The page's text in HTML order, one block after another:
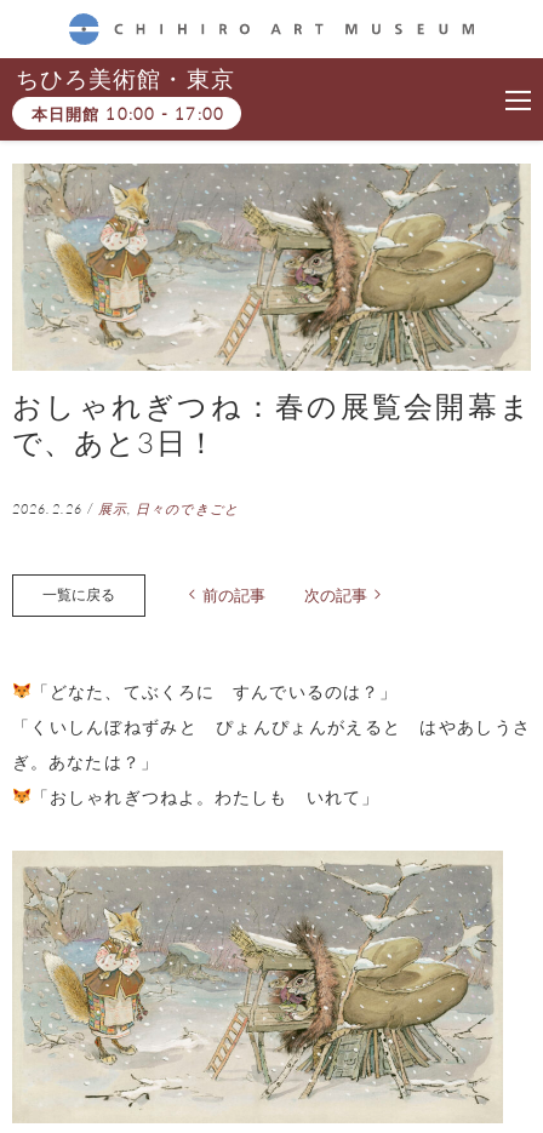
CHIHIRO ART MUSEUM
ちひろ美術館・東京
本日開館 10:00 - 17:00
おしゃれぎつね：春の展覧会開幕ま
で、あと3日！
2026.2.26 / 展示, 日々のできごと
一覧に戻る 前の記事 次の記事
「どなた、てぶくろに すんでいるのは？」
「くいしんぼねずみと ぴょんぴょんがえると はやあしうさ
ぎ。あなたは？」
「おしゃれぎつねよ。わたしも いれて」